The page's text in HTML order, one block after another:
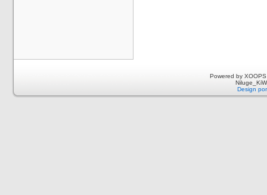
Powered by
Design